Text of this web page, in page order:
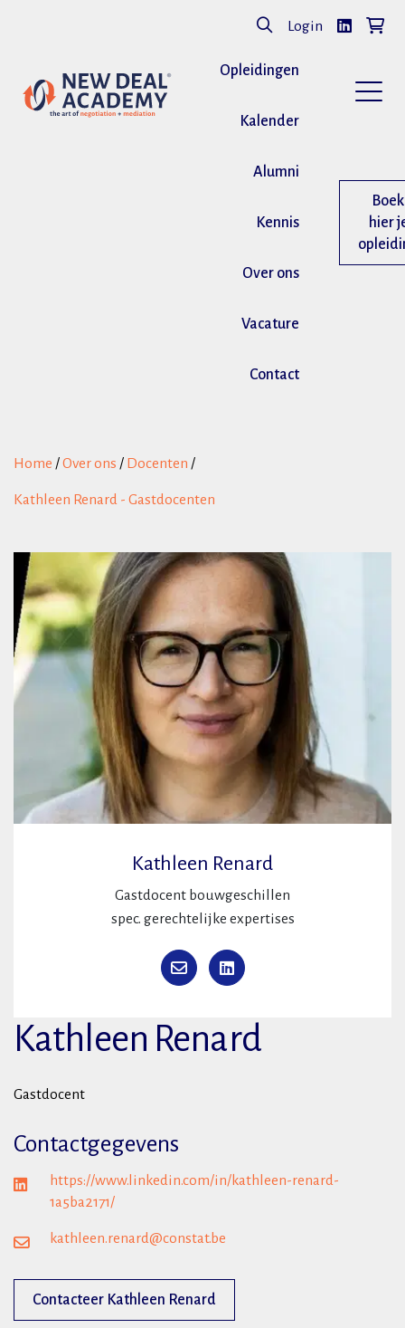
Login
Opleidingen
Kalender
Alumni
Kennis
Over ons
Vacature
Contact
Boek
hier
Home /Over ons / Docenten /
Kathleen Renard - Gastdocenten
Kathleen Renard
Gastdocent bouwgeschillen
spec. gerechtelijke expertises
Kathleen Renard
Gastdocent
Contactgegevens
https://www.linkedin.com/in/kathleen-renard-
1a5ba2171/
kathleen.renard@constat.be
Contacteer Kathleen Renard